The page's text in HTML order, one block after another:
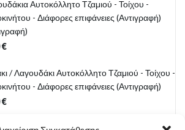
Αυτοκόλλητο Τζαμιού - Τοίχου -
- Διάφορες επιφάνειες (Αντιγραφή)
€
/ Λαγουδάκι Αυτοκόλλητο Τζαμιού - Τοίχου -
- Διάφορες επιφάνειες (Αντιγραφή)
€